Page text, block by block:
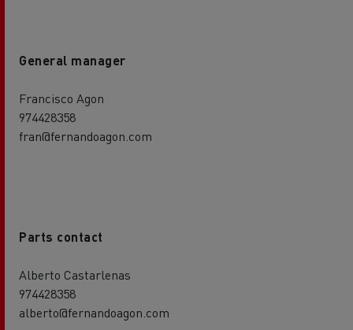
General manager
Francisco Agon
974428358
fran@fernandoagon.com
Parts contact
Alberto Castarlenas
974428358
alberto@fernandoagon.com